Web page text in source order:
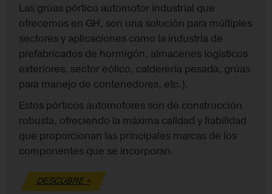
Las grúas pórtico automotor industrial que
ofrecemos en GH, son una solución para múltiples
sectores y aplicaciones como la industria de
prefabricados de hormigón, almacenes logísticos
exteriores, sector eólico, calderería pesada, grúas
para manejo de contenedores, etc.).
Estos pórticos automotores son de construcción
robusta, ofreciendo la máxima calidad y fiabilidad
que proporcionan las principales marcas de los
componentes que se incorporan.
DESCUBRE +